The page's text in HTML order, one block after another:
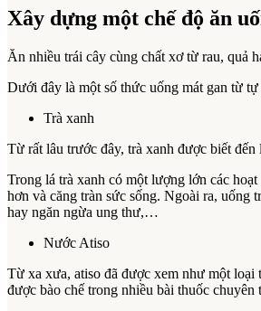
Xây dựng một chế độ ăn
Ăn nhiều trái cây cùng chất xơ từ rau, quả
Dưới đây là một số thức uống mát gan từ tự
Trà xanh
Từ rất lâu trước đây, trà xanh được biết
Trong lá trà xanh có một lượng lớn các
hơn và căng tràn sức sống. Ngoài ra, uống
hay ngăn ngừa ung thư,…
Nước Atiso
Từ xa xưa, atiso đã được xem như một loại
được bào chế trong nhiều bài thuốc